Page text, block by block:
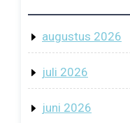
augustus 2026
juli 2026
juni 2026